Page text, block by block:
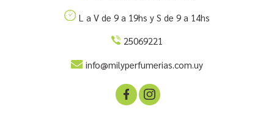
L a V de 9 a 19hs y S de 9 a 14hs
25069221
info@milyperfumerias.com.uy